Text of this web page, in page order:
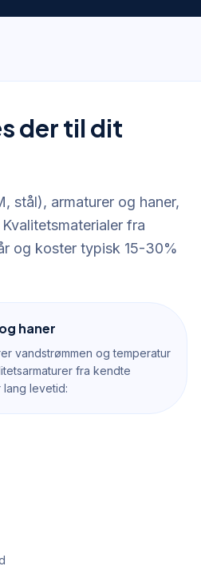
der til dit
stål), armaturer og haner,
fra
og koster typisk 15-30%
haner
vandstrømmen og temperatur
fra kendte
levetid: